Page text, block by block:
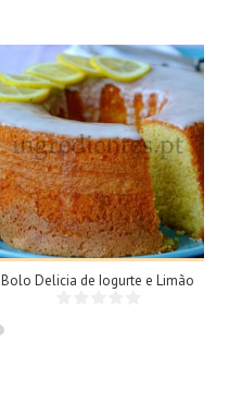
8 Doses
8 Pessoas
45Min
Bolo Delicia de Iogurte e Limão